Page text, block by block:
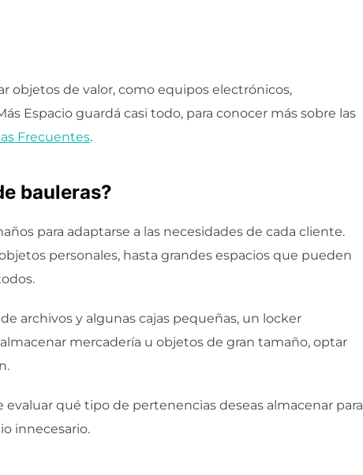
objetos de valor, como equipos electrónicos,
Espacio guardá casi todo, para conocer más sobre las
Frecuentes.
bauleras?
para adaptarse a las necesidades de cada cliente.
personales, hasta grandes espacios que pueden
archivos y algunas cajas pequeñas, un locker
mercadería u objetos de gran tamaño, optar
qué tipo de pertenencias deseas almacenar para
innecesario.